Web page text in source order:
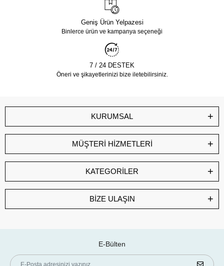
Geniş Ürün Yelpazesi
Binlerce ürün ve kampanya seçeneği
7 / 24 DESTEK
Öneri ve şikayetlerinizi bize iletebilirsiniz.
KURUMSAL
MÜŞTERİ HİZMETLERİ
KATEGORİLER
BİZE ULAŞIN
E-Bülten